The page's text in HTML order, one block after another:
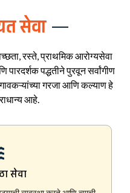
सेवा
रस्ते, प्राथमिक आरोग्यसेवा
पद्धतीने पुरवून सर्वांगीण
गरजा आणि कल्याण हे
आहे.
सेवा